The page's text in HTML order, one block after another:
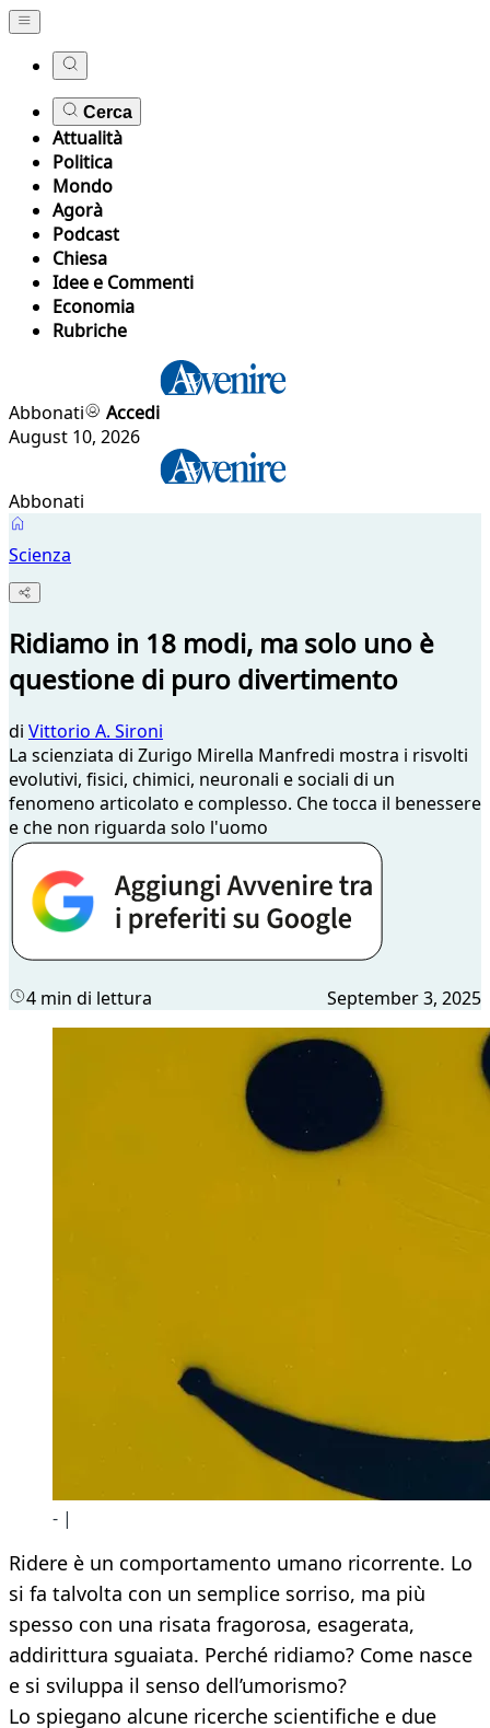
Cerca
Attualità
Politica
Mondo
Agorà
Podcast
Chiesa
Idee e Commenti
Economia
Rubriche
Abbonati
Accedi
August 10, 2026
Abbonati
Scienza
Ridiamo in 18 modi, ma solo uno è
questione di puro divertimento
di Vittorio A. Sironi
La scienziata di Zurigo Mirella Manfredi mostra i risvolti
evolutivi, fisici, chimici, neuronali e sociali di un
fenomeno articolato e complesso. Che tocca il benessere
e che non riguarda solo l'uomo
4 min di lettura September 3, 2025
- |
Ridere è un comportamento umano ricorrente. Lo
si fa talvolta con un semplice sorriso, ma più
spesso con una risata fragorosa, esagerata,
addirittura sguaiata. Perché ridiamo? Come nasce
e si sviluppa il senso dell’umorismo?
Lo spiegano alcune ricerche scientifiche e due